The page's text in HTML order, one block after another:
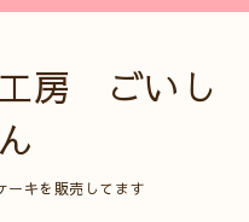
房 ごいし
ーキを販売してます